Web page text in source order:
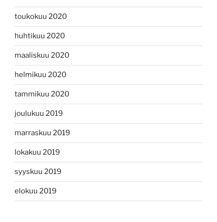
toukokuu 2020
huhtikuu 2020
maaliskuu 2020
helmikuu 2020
tammikuu 2020
joulukuu 2019
marraskuu 2019
lokakuu 2019
syyskuu 2019
elokuu 2019